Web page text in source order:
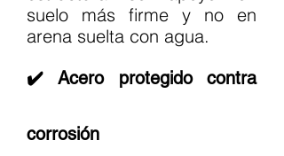
suelo más firme y no en
arena suelta con agua.
✔️ Acero protegido contra
corrosión